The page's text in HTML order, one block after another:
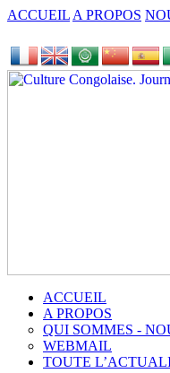
ACCUEIL A PROPOS
ACCUEIL
A PROPOS
QUI SOMMES -
WEBMAIL
TOUTE